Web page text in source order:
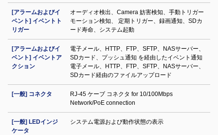
[アラームおよびイ
ベント] イベントト
リガー
オーディオ検出、Camera 妨害検知、手動トリガー
モーション検知、 定期トリガー、録画通知、SDカ
ード寿命、システム起動
[アラームおよびイ
ベント] イベントア
クション
電子メール、HTTP、FTP、SFTP、NASサーバー、
SDカード、プッシュ通知 を経由したイベント通知
電子メール、HTTP、FTP、SFTP、NASサーバー、
SDカード経由のファイルアップロード
[一般] コネクタ
RJ-45 ケーブ コネクタ for 10/100Mbps
Network/PoE connection
[一般] LEDインジ
ケータ
システム電源および動作状態の表示